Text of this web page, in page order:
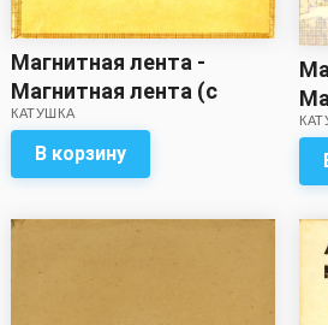
Магнитная лента -
Магнитная лента (с
записью)
КАТУШКА
В корзину